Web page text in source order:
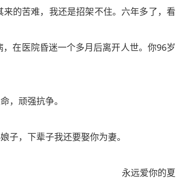
的苦难，我还是招架不住。六年多了，看
在医院昏迷一个多月后离开人世。你96岁
顽强抗争。
子，下辈子我还要娶你为妻。
永远爱你的夏